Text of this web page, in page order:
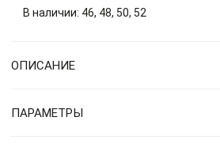
В наличии: 46, 48, 50, 52
ОПИСАНИЕ
ПАРАМЕТРЫ